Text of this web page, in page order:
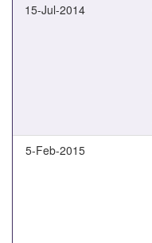
15-Jul-2014
5-Feb-2015